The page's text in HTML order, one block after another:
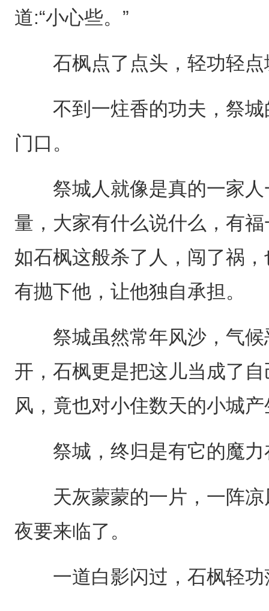
道:“小心些。”
石枫点了点头，轻功轻点
不到一炷香的功夫，祭城
门口。
祭城人就像是真的一家人
量，大家有什么说什么，有
如石枫这般杀了人，闯了祸
有抛下他，让他独自承担。
祭城虽然常年风沙，气候
开，石枫更是把这儿当成了
风，竟也对小住数天的小城
祭城，终归是有它的魔力
天灰蒙蒙的一片，一阵凉
夜要来临了。
一道白影闪过，石枫轻功